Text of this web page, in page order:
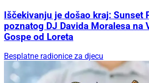
Iščekivanju je došao kraj: Sunset
poznatog DJ Davida Moralesa na
Gospe od Loreta
Besplatne radionice za djecu